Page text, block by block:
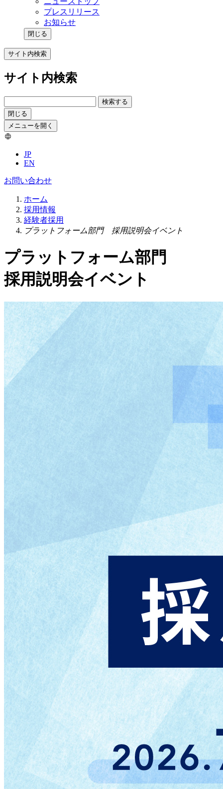
プレスリリース
お知らせ
閉じる
サイト内検索
サイト内検索
検索する
閉じる
メニューを開く
JP
EN
お問い合わせ
ホーム
採用情報
経験者採用
プラットフォーム部門 採用説明会イベント
プラットフォーム部門
採用説明会イベント